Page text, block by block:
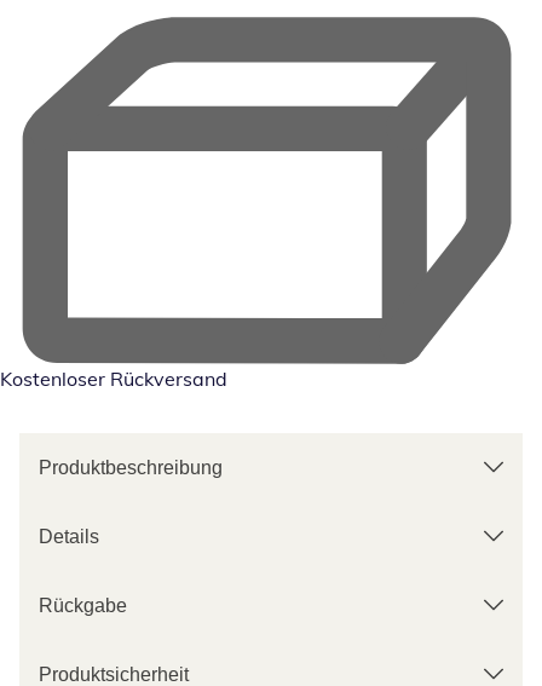
Kostenloser Rückversand
Produktbeschreibung
Details
Rückgabe
Produktsicherheit